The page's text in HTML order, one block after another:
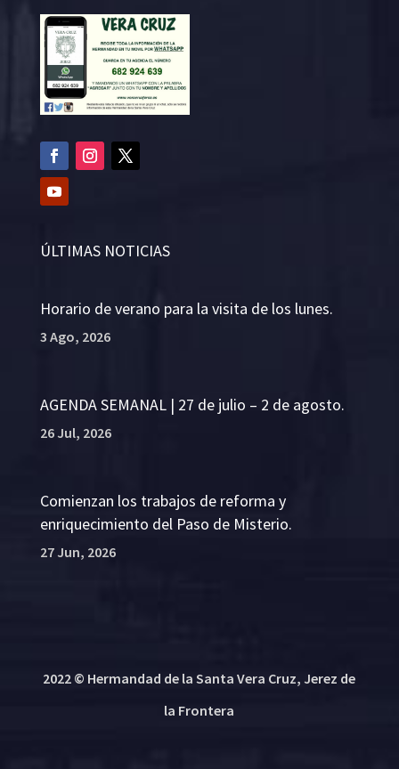
ÚLTIMAS NOTICIAS
Horario de verano para la visita de los lunes.
3 Ago, 2026
AGENDA SEMANAL | 27 de julio – 2 de agosto.
26 Jul, 2026
Comienzan los trabajos de reforma y
enriquecimiento del Paso de Misterio.
27 Jun, 2026
2022 © Hermandad de la Santa Vera Cruz, Jerez de
la Frontera